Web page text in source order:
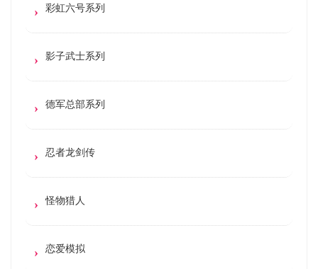
彩虹六号系列
影子武士系列
德军总部系列
忍者龙剑传
怪物猎人
恋爱模拟